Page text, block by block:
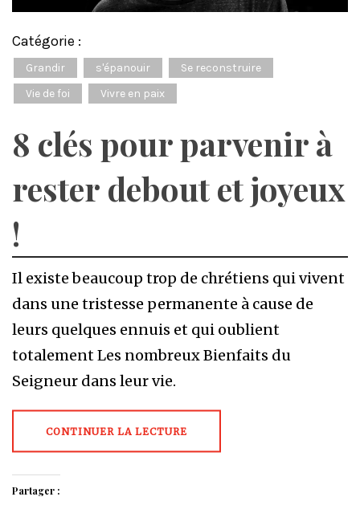
Catégorie :
Grandir s'épanouir
Se reconstruire
Vie de foi
Vivre en paix
8 clés pour parvenir à
rester debout et joyeux
!
Il existe beaucoup trop de chrétiens qui vivent
dans une tristesse permanente à cause de
leurs quelques ennuis et qui oublient
totalement Les nombreux Bienfaits du
Seigneur dans leur vie.
CONTINUER LA LECTURE
Partager :